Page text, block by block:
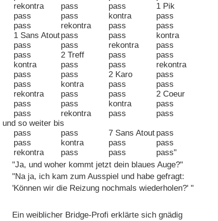
rekontra
pass pass
1 Pik
pass
pass kontra
pass
pass
rekontra pass
pass
1 Sans Atoutpass pass
kontra
pass
pass rekontra
pass
pass
2 Treff pass
pass
kontra
pass pass
rekontra
pass
pass 2 Karo
pass
pass
kontra pass
pass
rekontra
pass pass
2 Coeur
pass
pass kontra
pass
pass
rekontra pass
pass
und so weiter bis
pass
pass 7 Sans Atout pass
pass
kontra pass
pass
rekontra
pass pass pass"
"Ja, und woher kommt jetzt dein blaues Auge?"
"Na ja, ich kam zum Ausspiel und habe gefragt:
'Können wir die Reizung nochmals wiederholen?' "
Ein weiblicher Bridge-Profi erklärte sich gnädig